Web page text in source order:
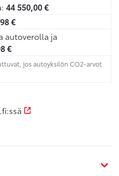
44 550,00€
€
autoverolla ja
€
jos autoyksilön CO2-arvot